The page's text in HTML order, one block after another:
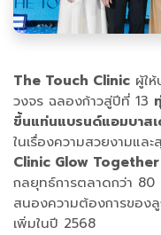
The Touch Clinic ผู้ใ
วงจร ฉลองก้าวสู่ปีที่ 13
ขึ้นแท่นแบรนด์แอมบาส
ในเรื่องความสวยงามแ
Clinic Glow
กลยุทธ์การตลาดกว่า
สนองความต้องการของ
เพิ่มในปี 2568